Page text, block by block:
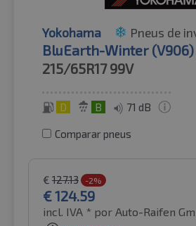
Yokohama Pneus de
BluEarth-Winter (V906)
215/65R17 99V
D B 71 dB
Comparar pneus
€ 127.13 -2%
€124.59
incl. IVA * por Auto-Raifen